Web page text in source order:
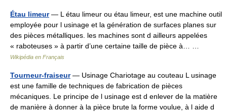
Étau limeur— L étau limeur ou étau limeur, est une machine outil
employée pour l usinage et la génération de surfaces planes sur
des pièces métalliques. les machines sont d ailleurs appelées
« raboteuses » à partir d’une certaine taille de pièce à… …
Wikipédia en Français
Tourneur-fraiseur— Usinage Chariotage au couteau L usinage
est une famille de techniques de fabrication de pièces
mécaniques. Le principe de l usinage est d enlever de la matière
de manière à donner à la pièce brute la forme voulue, à l aide d